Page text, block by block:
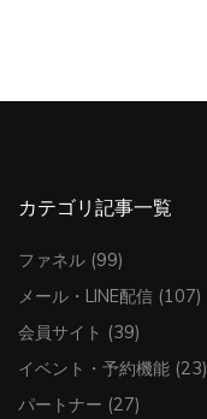
カテゴリ記事一覧
ファネル (99)
メール・LINE配信 (107)
会員サイト (39)
イベント・予約機能 (23)
パートナー (27)